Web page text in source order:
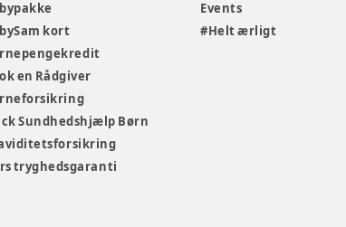
kort
en Rådgiver
Sundhedshjælp Børn
tryghedsgaranti
Events
#Helt ærligt